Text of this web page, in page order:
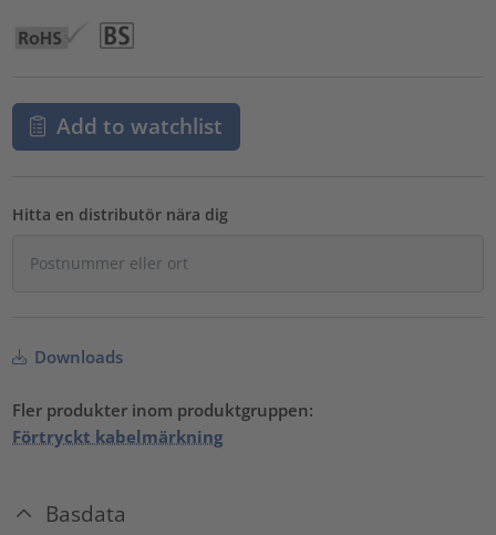
Add to watchlist
Hitta en distributör nära dig
Downloads
Fler produkter inom produktgruppen:
Förtryckt kabelmärkning
Basdata